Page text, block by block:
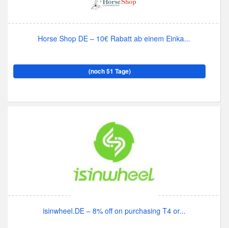
Horse Shop DE – 10€ Rabatt ab einem Einka...
(noch 51 Tage)
isinwheel.DE – 8% off on purchasing T4 or...